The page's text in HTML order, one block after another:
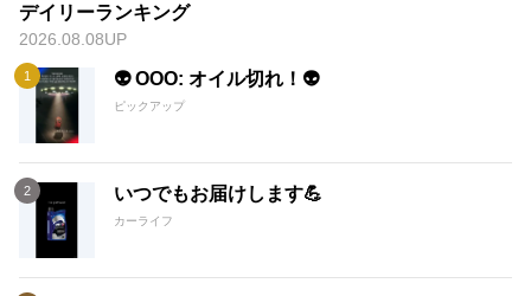
デイリーランキング
2026.08.08UP
👽 OOO: オイル切れ！👽
ピックアップ
いつでもお届けします💪
カーライフ